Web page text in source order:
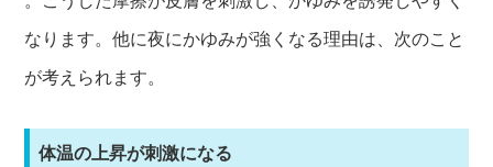
なります。他に夜にかゆみが強くなる理由は、次のこと
が考えられます。
体温の上昇が刺激になる